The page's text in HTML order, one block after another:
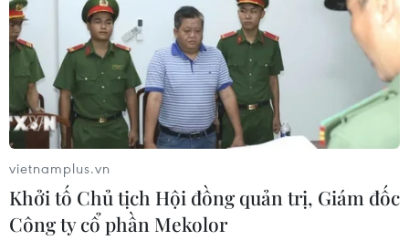
vietnamplus.vn
Khởi tố Chủ tịch Hội đồng quản trị, Giám đốc
Công ty cổ phần Mekolor